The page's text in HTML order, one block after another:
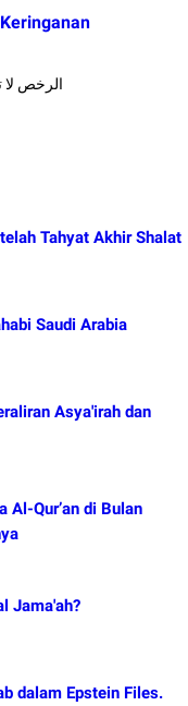
Tahyat Akhir Shalat
Saudi Arabia
Asya'irah dan
Al-Qur’an di Bulan
Jama'ah?
dalam Epstein Files.